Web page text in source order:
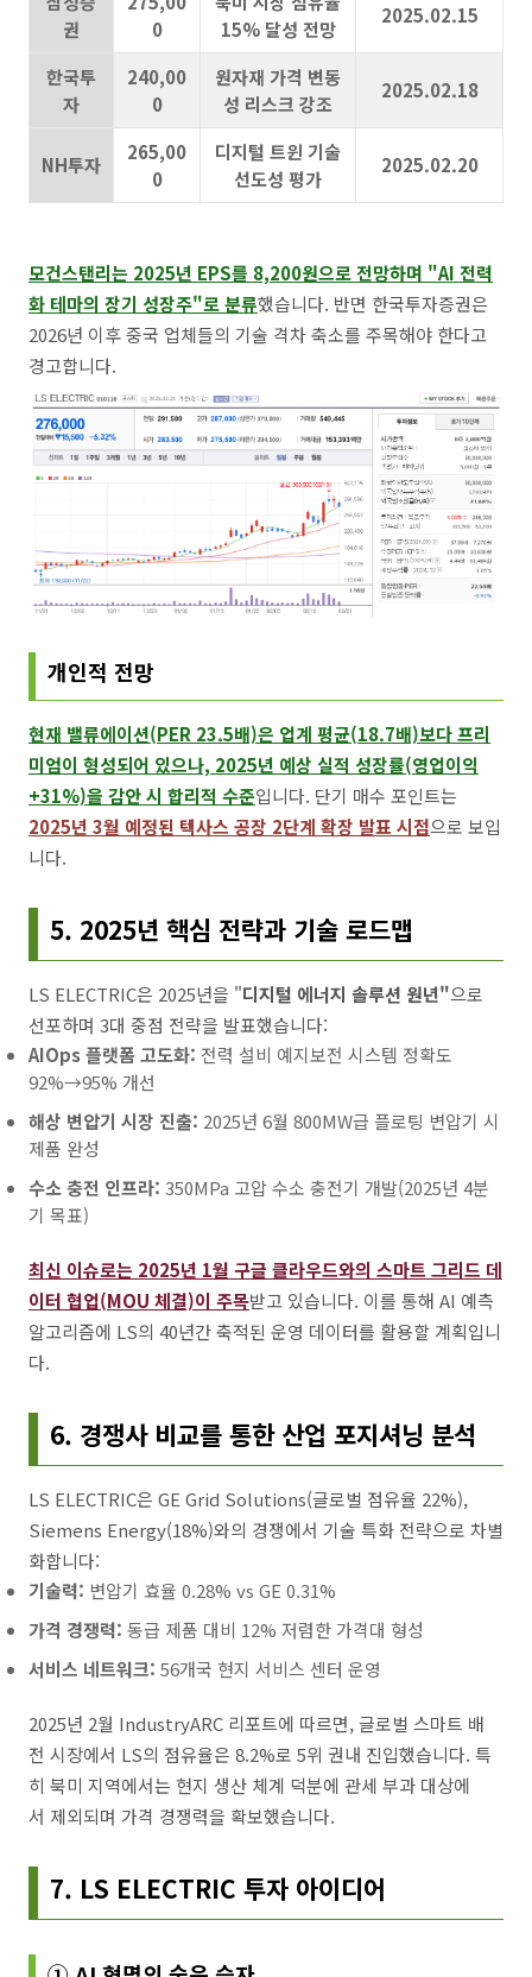
권
0
15% 달성 전망
2025.02.15
한국투
자
240,00
0
원자재 가격 변동
성 리스크 강조
2025.02.18
NH투자
265,00
0
디지털 트윈 기술
선도성 평가
2025.02.20
모건스탠리는 2025년 EPS를 8,200원으로 전망하며 "AI 전력
화 테마의 장기 성장주"로 분류했습니다. 반면 한국투자증권은
2026년 이후 중국 업체들의 기술 격차 축소를 주목해야 한다고
경고합니다.
개인적 전망
현재 밸류에이션(PER 23.5배)은 업계 평균(18.7배)보다 프리
미엄이 형성되어 있으나, 2025년 예상 실적 성장률(영업이익
+31%)을 감안 시 합리적 수준입니다. 단기 매수 포인트는
2025년 3월 예정된 텍사스 공장 2단계 확장 발표 시점으로 보입
니다.
5. 2025년 핵심 전략과 기술 로드맵
LS ELECTRIC은 2025년을 "디지털 에너지 솔루션 원년"으로
선포하며 3대 중점 전략을 발표했습니다:
AIOps 플랫폼 고도화: 전력 설비 예지보전 시스템 정확도
92%→95% 개선
해상 변압기 시장 진출: 2025년 6월 800MW급 플로팅 변압기 시
제품 완성
수소 충전 인프라: 350MPa 고압 수소 충전기 개발(2025년 4분
기 목표)
최신 이슈로는 2025년 1월 구글 클라우드와의 스마트 그리드 데
이터 협업(MOU 체결)이 주목받고 있습니다. 이를 통해 AI 예측
알고리즘에 LS의 40년간 축적된 운영 데이터를 활용할 계획입니
다.
6. 경쟁사 비교를 통한 산업 포지셔닝 분석
LS ELECTRIC은 GE Grid Solutions(글로벌 점유율 22%),
Siemens Energy(18%)와의 경쟁에서 기술 특화 전략으로 차별
화합니다:
기술력: 변압기 효율 0.28% vs GE 0.31%
가격 경쟁력: 동급 제품 대비 12% 저렴한 가격대 형성
서비스 네트워크: 56개국 현지 서비스 센터 운영
2025년 2월 IndustryARC 리포트에 따르면, 글로벌 스마트 배
전 시장에서 LS의 점유율은 8.2%로 5위 권내 진입했습니다. 특
히 북미 지역에서는 현지 생산 체계 덕분에 관세 부과 대상에
서 제외되며 가격 경쟁력을 확보했습니다.
7. LS ELECTRIC 투자 아이디어